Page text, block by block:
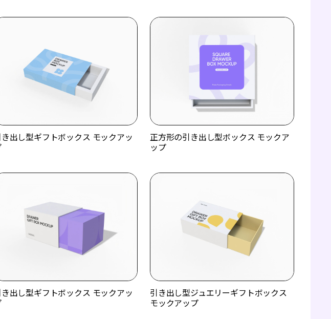
出し型ギフトボックス モックアッ
正方形の引き出し型ボックス モックア
ップ
出し型ギフトボックス モックアッ
引き出し型ジュエリーギフトボックス
モックアップ